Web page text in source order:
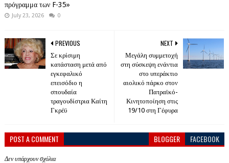
πρόγραμμα των F-35»
July 23, 2026 0
NEXT
Μεγάλη συμμετοχή
στη σύσκεψη ενάντια
στο υπεράκτιο
αιολικό πάρκο στον
Πατραϊκό-
Κινητοποίηση στις
19/10 στη Γέφυρα
PREVIOUS
Σε κρίσιμη
κατάσταση μετά από
εγκεφαλικό
επεισόδιο η
σπουδαία
τραγουδίστρια Καίτη
Γκρέϋ
POST A COMMENT BLOGGER FACEBOOK
Δεν υπάρχουν σχόλια